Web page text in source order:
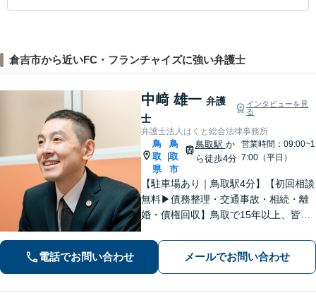
倉吉市から近いFC・フランチャイズに強い弁護士
中﨑 雄一 弁護
士
インタビューを見
る
弁護士法人はくと総合法律事務所
鳥
取
県
鳥
取
市
鳥取駅 か
ら徒歩4分
営業時間：09:00~1
7:00（平日）
【駐車場あり｜鳥取駅4分】【初回相談
無料▶︎債務整理・交通事故・相続・離
婚・債権回収】鳥取で15年以上、皆さ
ュニケーションを大切にし、お悩みに
真摯に寄り添います。どんな些細なこ
とでもまずはお気軽にご相談くださ
い。
電話でお問い合わせ メールでお問い合わせ